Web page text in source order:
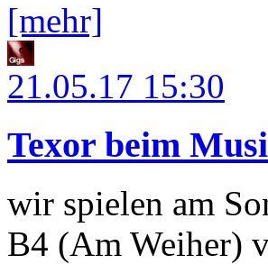
[mehr]
21.05.17 15:30
Texor beim
wir spielen am
B4 (Am Weiher)